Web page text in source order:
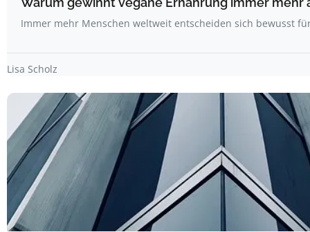
Immer mehr Menschen weltweit entscheiden sich bewusst
Lisa Scholz